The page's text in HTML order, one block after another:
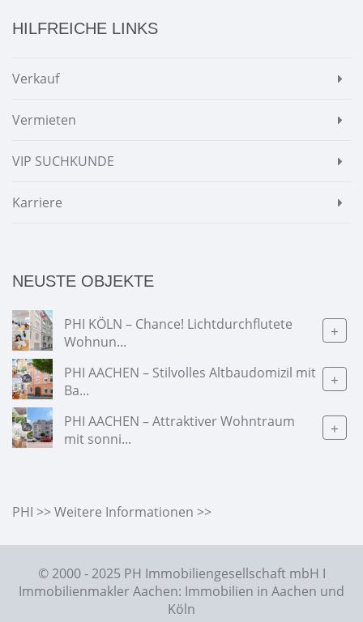
HILFREICHE LINKS
Verkauf
Vermieten
VIP SUCHKUNDE
Karriere
NEUSTE OBJEKTE
PHI KÖLN – Chance! Lichtdurchflutete
Wohnun...
+
PHI AACHEN – Stilvolles Altbaudomizil mit
Ba...
+
PHI AACHEN – Attraktiver Wohntraum
mit sonni...
+
PHI >> Weitere Informationen >>
© 2000 - 2025 PH Immobiliengesellschaft mbH I
Immobilienmakler Aachen: Immobilien in Aachen und
Köln